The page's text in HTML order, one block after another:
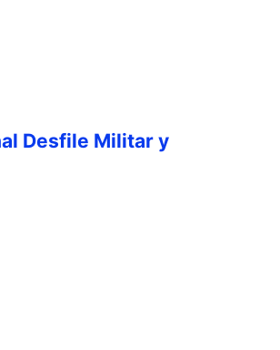
Desfile Militar y